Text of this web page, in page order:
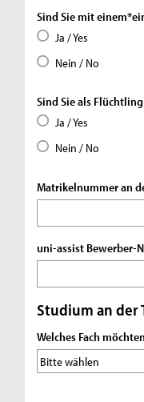
Sind Sie mit
Ja / Yes
Nein / No
Sind Sie als
Ja / Yes
Nein / No
Matrikelnummer an
uni-assist Bewerber-
Studium an der
Welches Fach